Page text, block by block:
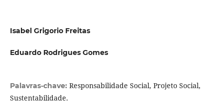
Isabel Grigorio Freitas
Eduardo Rodrigues Gomes
Palavras-chave: Responsabilidade Social, Projeto Social,
Sustentabilidade.